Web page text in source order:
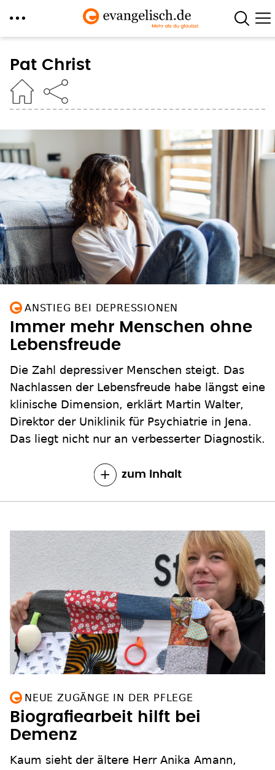
zum
Inhalt
Pat Christ
ANSTIEG BEI DEPRESSIONEN
Immer mehr Menschen ohne
Lebensfreude
Die Zahl depressiver Menschen steigt. Das
Nachlassen der Lebensfreude habe längst eine
klinische Dimension, erklärt Martin Walter,
Direktor der Uniklinik für Psychiatrie in Jena.
Das liegt nicht nur an verbesserter Diagnostik.
zum Inhalt
NEUE ZUGÄNGE IN DER PFLEGE
Biografiearbeit hilft bei
Demenz
Kaum sieht der ältere Herr Anika Amann,